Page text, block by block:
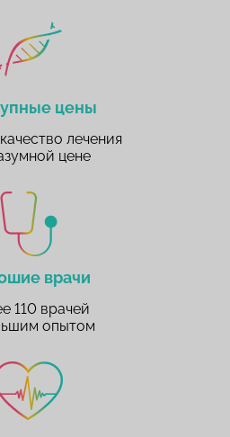
цены
лечения
цене
врачи
110 врачей
опытом